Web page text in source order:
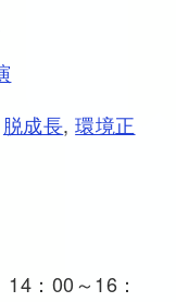
脱成長,環境正
：00～16：